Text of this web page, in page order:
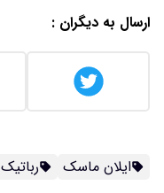
ارسال به دیگران :
ایلان ماسک رباتیک